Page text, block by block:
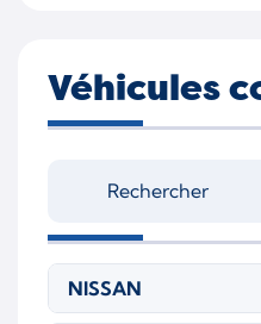
Véhicules
NISSAN